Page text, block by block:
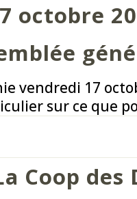
octobre
vendredi 17
sur ce que
Coop